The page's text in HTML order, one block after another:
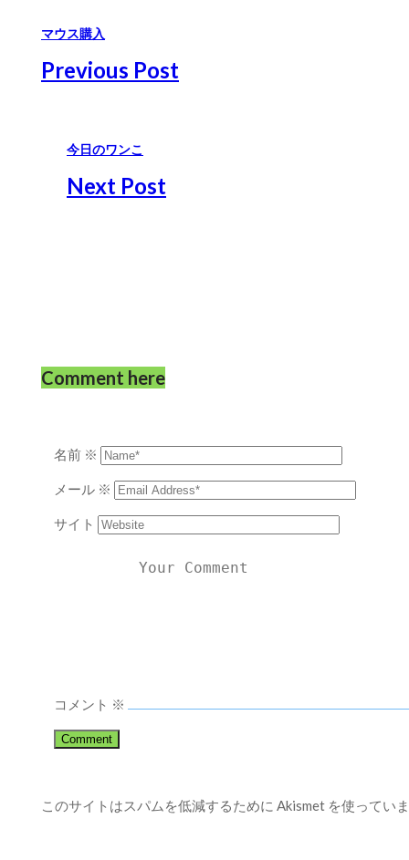
マウス購入
Previous Post
今日のワンこ
Next Post
Comment here
名前 ※
メール ※
サイト
コメント ※
このサイトはスパムを低減するために Akismet を使ってい